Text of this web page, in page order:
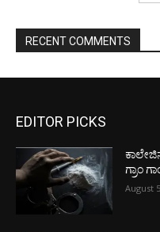
RECENT COMMENTS
EDITOR PICKS
ಗ್ರಾಂ
August